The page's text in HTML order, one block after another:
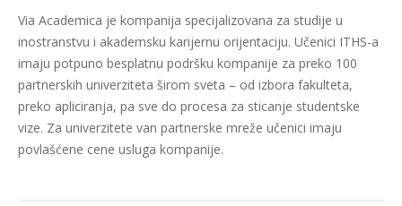
Via Academica je kompanija specijalizovana za studije u
inostranstvu i akademsku karijernu orijentaciju. Učenici ITHS-a
imaju potpuno besplatnu podršku kompanije za preko 100
partnerskih univerziteta širom sveta – od izbora fakulteta,
preko apliciranja, pa sve do procesa za sticanje studentske
vize. Za univerzitete van partnerske mreže učenici imaju
povlašćene cene usluga kompanije.